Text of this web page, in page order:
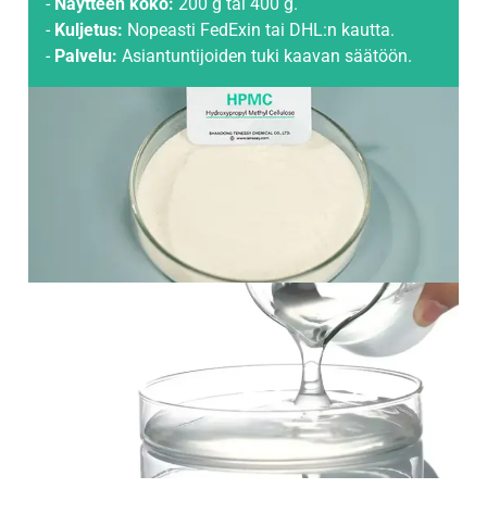
- Kuljetus: Nopeasti FedExin tai DHL:n kautta.
- Palvelu: Asiantuntijoiden tuki kaavan säätöön.